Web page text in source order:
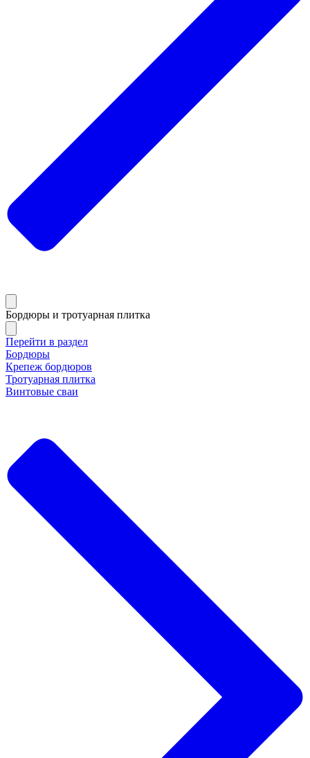
Бордюры и тротуарная плитка
Перейти в раздел
Бордюры
Крепеж бордюров
Тротуарная плитка
Винтовые сваи